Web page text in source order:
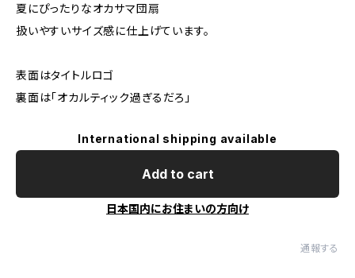
夏にぴったりなオカサマ団扇
扱いやすいサイズ感に仕上げています。
表面はタイトルロゴ
裏面は「オカルティック過ぎるだろ」
International shipping available
Add to cart
日本国内にお住まいの方向け
通報する